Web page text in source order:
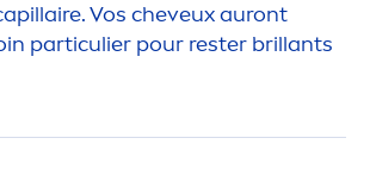
Vos cheveux auront
particulier pour rester brillants